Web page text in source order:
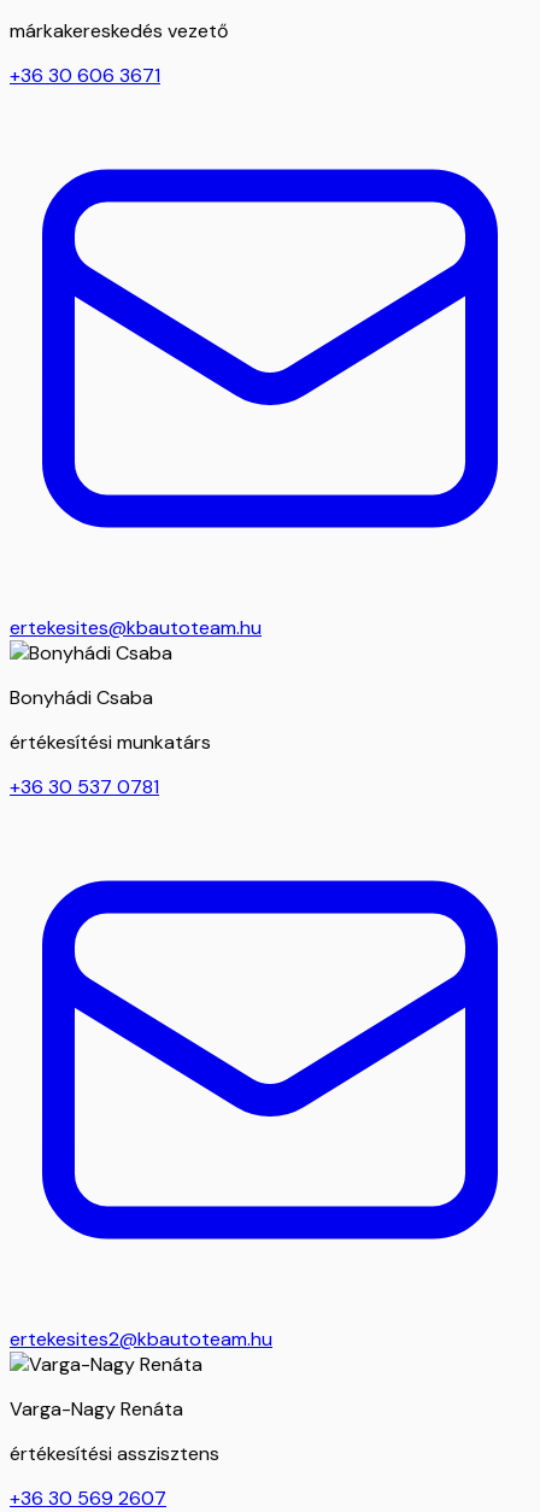
márkakereskedés vezető
+36 30 606 3671
ertekesites@kbautoteam.hu
Bonyhádi Csaba
értékesítési munkatárs
+36 30 537 0781
ertekesites2@kbautoteam.hu
Varga-Nagy Renáta
értékesítési asszisztens
+36 30 569 2607